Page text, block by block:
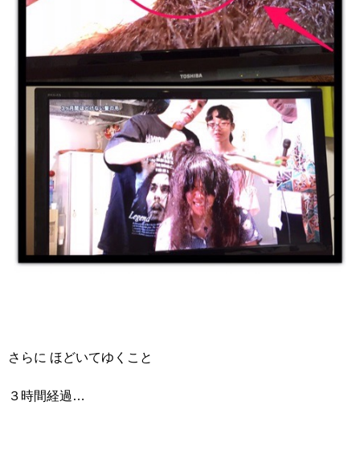
さらに ほどいてゆくこと
３時間経過…